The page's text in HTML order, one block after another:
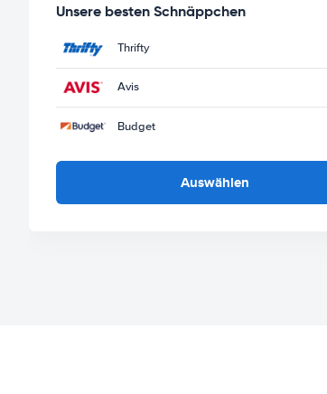
Unsere besten Schnäppchen
Thrifty
Avis
Budget
Auswählen